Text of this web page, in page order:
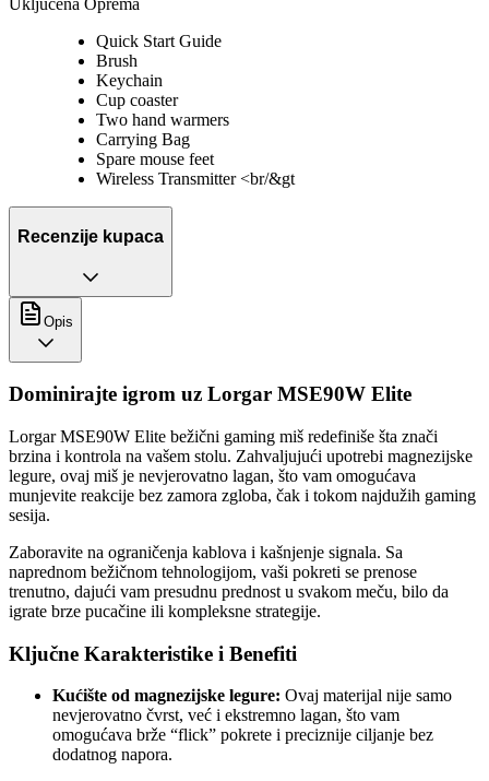
Uključena Oprema
Quick Start Guide
Brush
Keychain
Cup coaster
Two hand warmers
Carrying Bag
Spare mouse feet
Wireless Transmitter <br/&gt
Recenzije kupaca
Opis
Dominirajte igrom uz Lorgar MSE90W Elite
Lorgar MSE90W Elite bežični gaming miš redefiniše šta znači
brzina i kontrola na vašem stolu. Zahvaljujući upotrebi magnezijske
legure, ovaj miš je nevjerovatno lagan, što vam omogućava
munjevite reakcije bez zamora zgloba, čak i tokom najdužih gaming
sesija.
Zaboravite na ograničenja kablova i kašnjenje signala. Sa
naprednom bežičnom tehnologijom, vaši pokreti se prenose
trenutno, dajući vam presudnu prednost u svakom meču, bilo da
igrate brze pucačine ili kompleksne strategije.
Ključne Karakteristike i Benefiti
Kućište od magnezijske legure: Ovaj materijal nije samo
nevjerovatno čvrst, već i ekstremno lagan, što vam
omogućava brže “flick” pokrete i preciznije ciljanje bez
dodatnog napora.